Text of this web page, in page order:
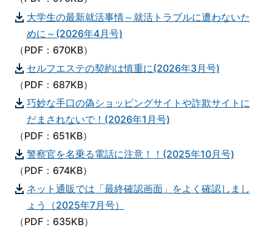
大学生の最新就活事情～就活トラブルに遭わないた
めに～(2026年4月号)
（PDF：670KB）
セルフエステの契約は慎重に(2026年3月号)
（PDF：687KB）
巧妙な手口の偽ショッピングサイトや詐欺サイトに
だまされないで！(2026年1月号)
（PDF：651KB）
警察官を名乗る電話に注意！！(2025年10月号)
（PDF：674KB）
ネット通販では「最終確認画面」をよく確認しまし
ょう（2025年7月号）
（PDF：635KB）